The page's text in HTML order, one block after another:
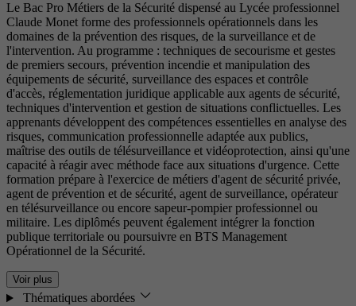
Le Bac Pro Métiers de la Sécurité dispensé au Lycée professionnel
Claude Monet forme des professionnels opérationnels dans les
domaines de la prévention des risques, de la surveillance et de
l'intervention. Au programme : techniques de secourisme et gestes
de premiers secours, prévention incendie et manipulation des
équipements de sécurité, surveillance des espaces et contrôle
d'accès, réglementation juridique applicable aux agents de sécurité,
techniques d'intervention et gestion de situations conflictuelles. Les
apprenants développent des compétences essentielles en analyse des
risques, communication professionnelle adaptée aux publics,
maîtrise des outils de télésurveillance et vidéoprotection, ainsi qu'une
capacité à réagir avec méthode face aux situations d'urgence. Cette
formation prépare à l'exercice de métiers d'agent de sécurité privée,
agent de prévention et de sécurité, agent de surveillance, opérateur
en télésurveillance ou encore sapeur-pompier professionnel ou
militaire. Les diplômés peuvent également intégrer la fonction
publique territoriale ou poursuivre en BTS Management
Opérationnel de la Sécurité.
Voir plus
Thématiques abordées